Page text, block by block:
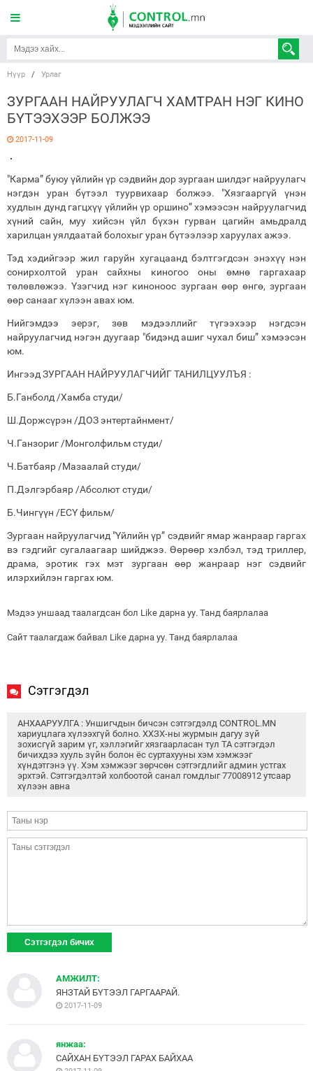
Нүүр / Урлаг
ЗУРГААН НАЙРУУЛАГЧ ХАМТРАН НЭГ КИНО
БҮТЭЭХЭЭР БОЛЖЭЭ
2017-11-09
"Карма” буюу үйлийн үр сэдвийн дор зургаан шилдэг найруулагч
нэгдэн уран бүтээл туурвихаар болжээ. "Хязгааргүй үнэн
худлын дунд гагцхүү үйлийн үр оршино” хэмээсэн найруулагчид
хүний сайн, муу хийсэн үйл бүхэн гурван цагийн амьдралд
харилцан уялдаатай болохыг уран бүтээлээр харуулах ажээ.
Тэд хэдийгээр жил гаруйн хугацаанд бэлтгэгдсэн энэхүү нэн
сонирхолтой уран сайхны киногоо оны өмнө гаргахаар
төлөвлөжээ. Үзэгчид нэг киноноос зургаан өөр өнгө, зургаан
өөр санааг хүлээн авах юм.
Нийгэмдээ эерэг, зөв мэдээллийг түгээхээр нэгдсэн
найруулагчид нэгэн дуугаар "бидэнд ашиг чухал биш” хэмээсэн
юм.
Ингээд ЗУРГААН НАЙРУУЛАГЧИЙГ ТАНИЛЦУУЛЪЯ :
Б.Ганболд /Хамба студи/
Ш.Доржсүрэн /ДОЗ энтертайнмент/
Ч.Ганзориг /Монголфильм студи/
Ч.Батбаяр /Мазаалай студи/
П.Дэлгэрбаяр /Абсолют студи/
Б.Чингүүн /ЕСҮ фильм/
Зургаан найруулагчид "Үйлийн үр” сэдвийг ямар жанраар гаргах
вэ гэдгийг сугалаагаар шийджээ. Өөрөөр хэлбэл, тэд триллер,
драма, эротик гэх мэт зургаан өөр жанраар нэг сэдвийг
илэрхийлэн гаргах юм.
Мэдээ уншаад таалагдсан бол Like дарна уу. Танд баярлалаа
Сайт таалагдаж байвал Like дарна уу. Танд баярлалаа
Сэтгэгдэл
АНХААРУУЛГА : Уншигчдын бичсэн сэтгэгдэлд CONTROL.MN
хариуцлага хүлээхгүй болно. ХХЗХ-ны журмын дагуу зүй
зохисгүй зарим үг, хэллэгийг хязгаарласан тул ТА сэтгэгдэл
бичихдээ хууль зүйн болон ёс суртахууны хэм хэмжээг
хүндэтгэнэ үү. Хэм хэмжээг зөрчсөн сэтгэгдлийг админ устгах
эрхтэй. Сэтгэгдэлтэй холбоотой санал гомдлыг 77008912 утсаар
хүлээн авна
АМЖИЛТ:
ЯНЗТАЙ БҮТЭЭЛ ГАРГААРАЙ.
2017-11-09
янжаа:
САЙХАН БҮТЭЭЛ ГАРАХ БАЙХАА